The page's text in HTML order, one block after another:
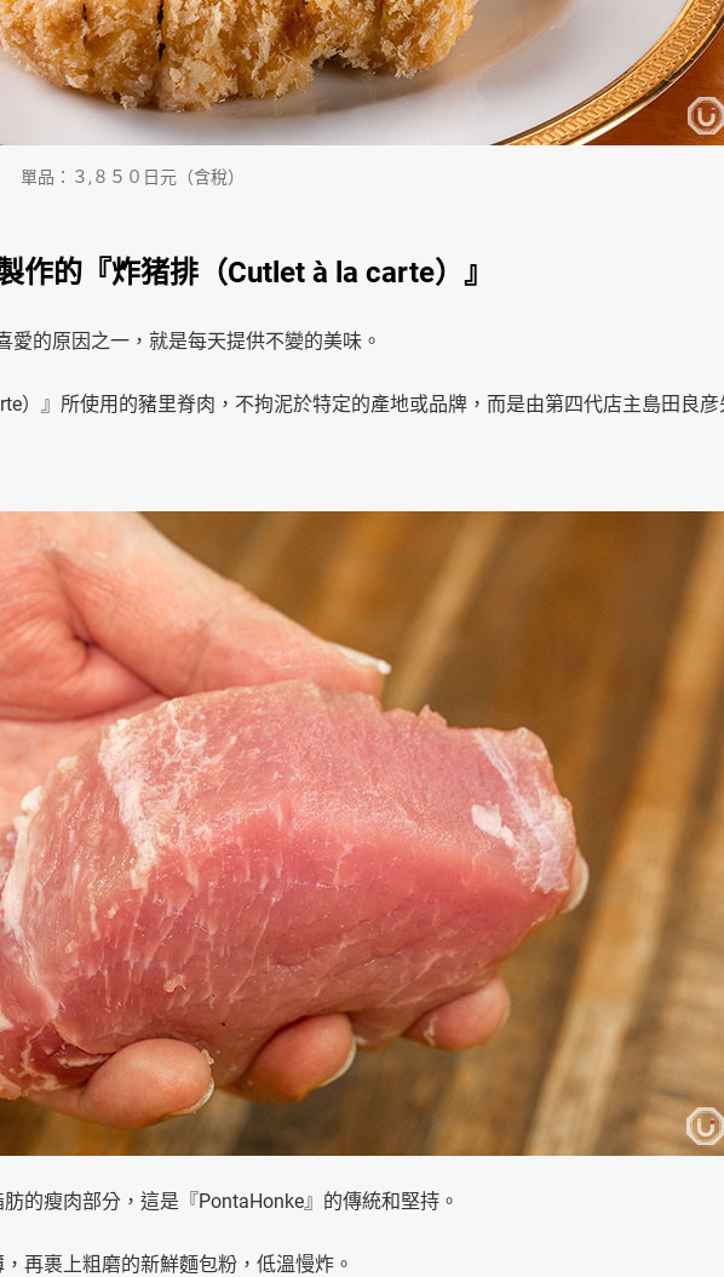
單品：３,８５０日元（含稅）
作的『炸猪排（Cutlet à la carte）』
愛的原因之一，就是每天提供不變的美味。
）』所使用的豬里脊肉，不拘泥於特定的產地或品牌，而是由第四代店主島田良彦
的瘦肉部分，這是『PontaHonke』的傳統和堅持。
再裹上粗磨的新鮮麵包粉，低溫慢炸。